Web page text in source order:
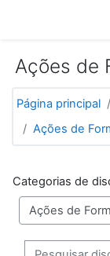
Ações de
Página principal
Ações de
Categorias de
Pesquisar